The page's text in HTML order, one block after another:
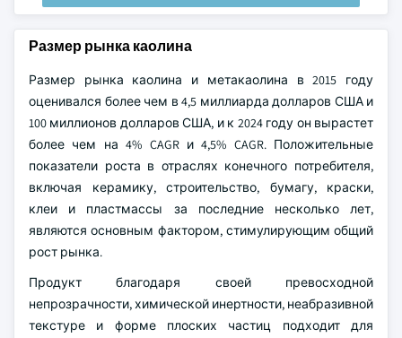
Размер рынка каолина
Размер рынка каолина и метакаолина в 2015 году
оценивался более чем в 4,5 миллиарда долларов США и
100 миллионов долларов США, и к 2024 году он вырастет
более чем на 4% CAGR и 4,5% CAGR. Положительные
показатели роста в отраслях конечного потребителя,
включая керамику, строительство, бумагу, краски,
клеи и пластмассы за последние несколько лет,
являются основным фактором, стимулирующим общий
рост рынка.
Продукт благодаря своей превосходной
непрозрачности, химической инертности, неабразивной
текстуре и форме плоских частиц подходит для